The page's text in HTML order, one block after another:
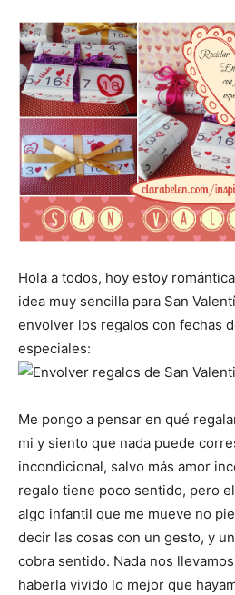
Hola a todos, hoy estoy
idea muy sencilla para San
envolver los regalos con fechas
especiales:
Me pongo a pensar en qué
mi y siento que nada puede
incondicional, salvo más amor
regalo tiene poco sentido, pero
algo infantil que me mueve no
decir las cosas con un gesto, y
cobra sentido. Nada nos
haberla vivido lo mejor que